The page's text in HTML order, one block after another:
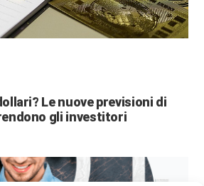
Le nuove previsioni di
gli investitori